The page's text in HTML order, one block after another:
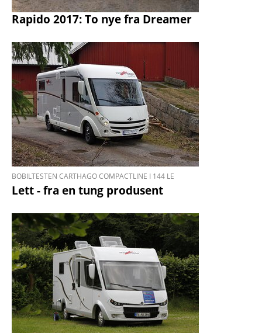
Rapido 2017: To nye fra Dreamer
BOBILTESTEN CARTHAGO COMPACTLINE I 144 LE
Lett - fra en tung produsent